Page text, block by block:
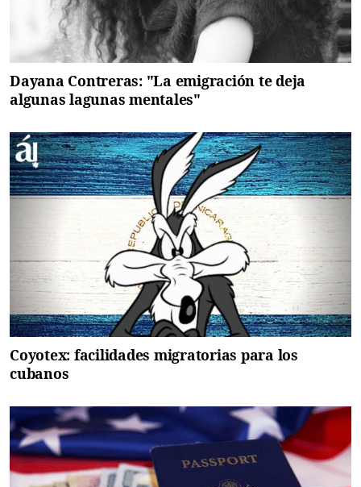
Dayana Contreras: "La emigración te deja
algunas lagunas mentales"
Coyotex: facilidades migratorias para los
cubanos